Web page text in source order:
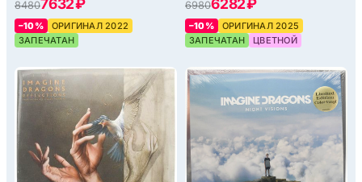
84807632 ₽
–10%
ОРИГИНАЛ 2022
ЗАПЕЧАТАН
69806282 ₽
–10%
ОРИГИНАЛ 2025
ЗАПЕЧАТАН
ЦВЕТНОЙ